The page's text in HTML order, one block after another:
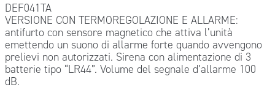
DEF041TA
VERSIONE CON TERMOREGOLAZIONE E ALLARME:
antifurto con sensore magnetico che attiva l’unità
emettendo un suono di allarme forte quando avvengono
prelievi non autorizzati. Sirena con alimentazione di 3
batterie tipo “LR44”. Volume del segnale d’allarme 100
dB.